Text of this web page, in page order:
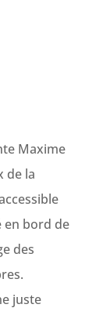
Maxime
de la
en bord de
des
juste